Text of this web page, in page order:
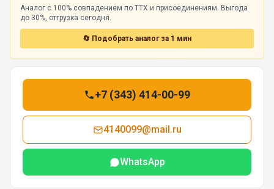
Аналог с 100% совпадением по ТТХ и присоединениям. Выгода
до 30%, отгрузка сегодня.
🔄 Подобрать аналог за 1 мин
+7 (343) 414-00-99
4140099@mail.ru
WhatsApp